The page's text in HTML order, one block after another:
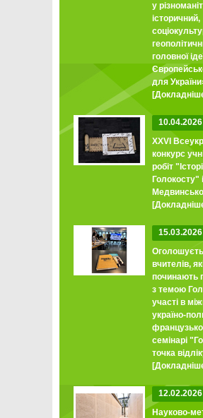
у
історичний,
головної
для
10.04.2026
XXVI
конкурс
робіт
Голокосту"
15.03.2026
вчителів,
починають
з темою
участі в
україно-
семінарі
точка
12.02.2026
Науково-